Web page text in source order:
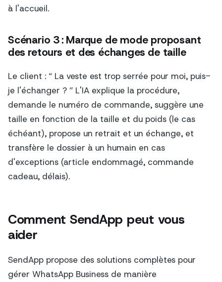
à l'accueil.
Scénario 3 : Marque de mode proposant
des retours et des échanges de taille
Le client : “ La veste est trop serrée pour moi, puis-
je l'échanger ? ” L'IA explique la procédure,
demande le numéro de commande, suggère une
taille en fonction de la taille et du poids (le cas
échéant), propose un retrait et un échange, et
transfère le dossier à un humain en cas
d'exceptions (article endommagé, commande
cadeau, délais).
Comment SendApp peut vous
aider
SendApp propose des solutions complètes pour
gérer WhatsApp Business de manière